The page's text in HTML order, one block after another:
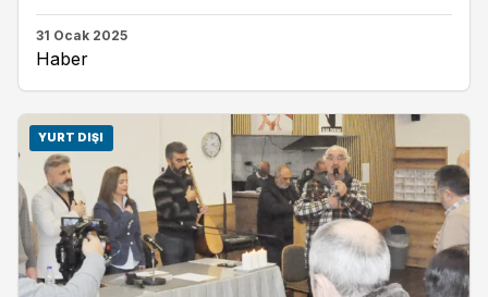
31 Ocak 2025
Haber
YURT DIŞI